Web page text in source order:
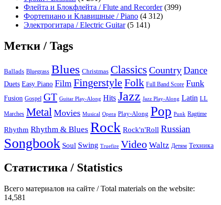
Флейта и Блокфлейта / Flute and Recorder(399)
Фортепиано и Клавишные / Piano (4 312)
Электрогитара / Electric Guitar(5 141)
Метки / Tags
Ballads Bluegrass Blues Christmas Classics CountryDance
Duets Easy Piano Film Fingerstyle Folk Full Band Score Funk
Fusion Gospel GT Guitar Play-Along Hits Jazz Jazz Play-Along Latin LL
Marches Metal Movies Musical Opera Play-Along Pop Punk Ragtime
Rhythm Rhythm & Blues Rock Rock'n'Roll Russian
Songbook Soul Swing Truefire Video Waltz Детям Техника
Статистика / Statistics
Всего материалов на сайте / Total materials on the website:
14,581